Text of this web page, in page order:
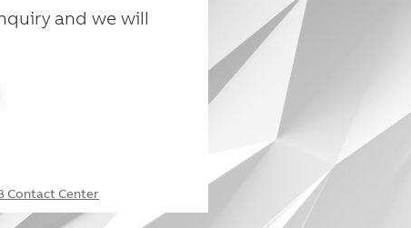
and we will
Contact Center